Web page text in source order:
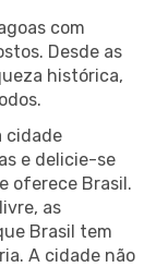
com
Desde as
histórica,
cidade
e delicie-se
oferece Brasil.
as
Brasil tem
A cidade não